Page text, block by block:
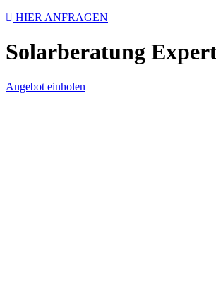
HIER ANFRAGEN
Solarberatung
Angebot einholen